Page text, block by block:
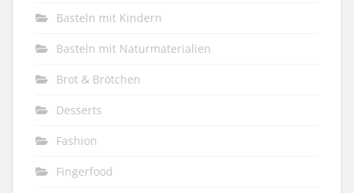
Basteln mit Kindern
Basteln mit Naturmaterialien
Brot & Brötchen
Desserts
Fashion
Fingerfood